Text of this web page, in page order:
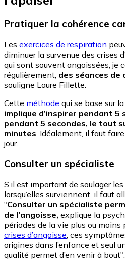
Pratiquer la cohérence
Les exercices de respiration
diminuer la survenue des crises
qui sont souvent angoissées, je
régulièrement, des séances de
souligne Laure Fillette.
Cette méthode qui se base sur
implique d’inspirer pendant 5
pendant 5 secondes, le tout
minutes . Idéalement, il faut
jour.
Consulter un spécialiste
S’il est important de soulager les
lorsqu’elles surviennent, il faut
"Consulter un spécialiste
de l’angoisse, explique la
périodes de la vie plus ou moins
crises d’angoisse, ces
origines dans l’enfance et seul
qualité permet d’en venir à bout".